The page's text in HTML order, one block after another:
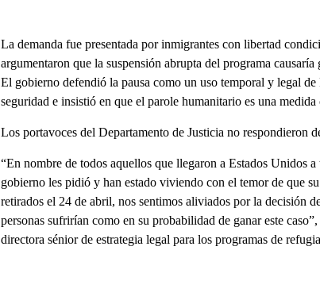
La demanda fue presentada por inmigrantes con libertad
argumentaron que la suspensión abrupta del programa
El gobierno defendió la pausa como un uso temporal y legal
seguridad e insistió en que el parole humanitario es una medida
Los portavoces del Departamento de Justicia no respondieron
“En nombre de todos aquellos que llegaron a Estados Unidos
gobierno les pidió y han estado viviendo con el temor de que
retirados el 24 de abril, nos sentimos aliviados por la decisión
personas sufrirían como en su probabilidad de ganar este
directora sénior de estrategia legal para los programas de